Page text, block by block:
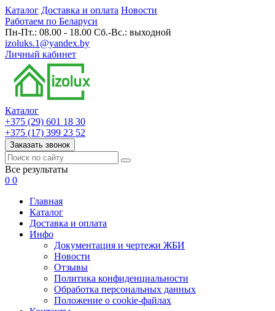
Каталог Доставка и оплата Новости
Работаем по Беларуси
Пн-Пт.: 08.00 - 18.00 Сб.-Вс.: выходной
izoluks.1@yandex.by
Личный кабинет
Каталог
+375 (29) 601 18 30
+375 (17) 399 23 52
Заказать звонок
Все результаты
0 0
Главная
Каталог
Доставка и оплата
Инфо
Документация и чертежи ЖБИ
Новости
Отзывы
Политика конфиденциальности
Обработка персональных данных
Положение о cookie-файлах